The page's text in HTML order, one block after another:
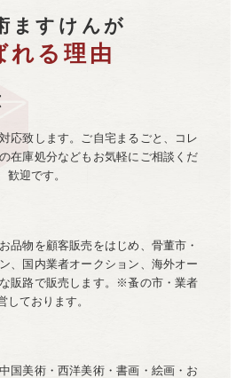
ますけんが
れる理由
応致します。ご自宅まるごと、コレ
在庫処分などもお気軽にご相談くだ
歓迎です。
品物を顧客販売をはじめ、骨董市・
、国内業者オークション、海外オー
販路で販売します。※蚤の市・業者
しております。
国美術・西洋美術・書画・絵画・お